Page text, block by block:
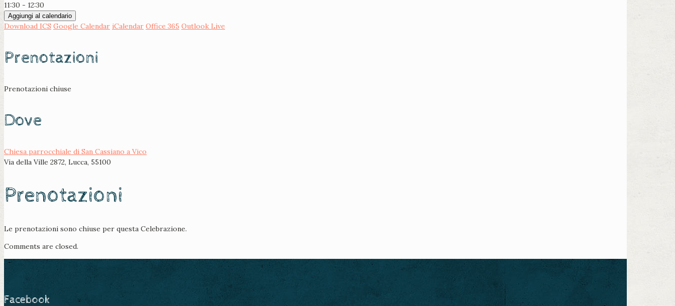
11:30 - 12:30
Aggiungi al calendario
Download ICS Google Calendar iCalendar Office 365 Outlook Live
Prenotazioni
Prenotazioni chiuse
Dove
Chiesa parrocchiale di San Cassiano a Vico
Via della Ville 2872, Lucca, 55100
Prenotazioni
Le prenotazioni sono chiuse per questa Celebrazione.
Comments are closed.
Facebook